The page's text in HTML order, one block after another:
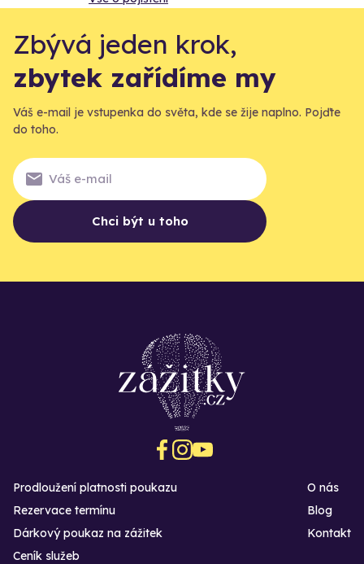
Zbývá jeden krok,
zbytek zařídíme my
Váš e-mail je vstupenka do světa, kde se žije naplno. Pojďte
do toho.
Chci být u toho
Prodloužení platnosti poukazu
Rezervace termínu
Dárkový poukaz na zážitek
O nás
Blog
Kontakt
Ceník služeb